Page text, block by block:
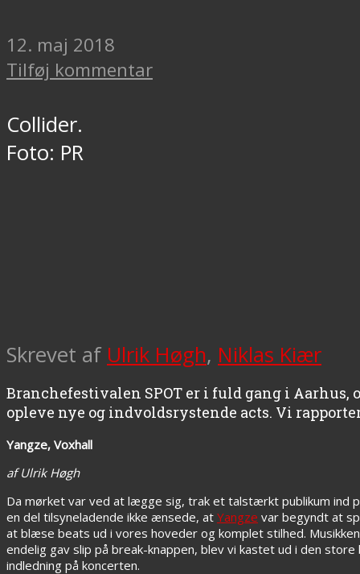
12. maj 2018
Tilføj kommentar
Collider.
Foto: PR
Skrevet af Ulrik Høgh, Niklas Kiær
Branchefestivalen SPOT er i fuld gang i
opleve nye og indvoldsrystende acts. Vi
Yangze, Voxhall
af Ulrik Høgh
Da mørket var ved at lægge sig, trak et talstærkt publikum ind
en del tilsyneladende ikke ænsede, at Yangze var begyndt at
at blæse beats ud i vores hoveder og komplet stilhed.
endelig gav slip på break-knappen, blev vi kastet ud i den
indledning på koncerten.